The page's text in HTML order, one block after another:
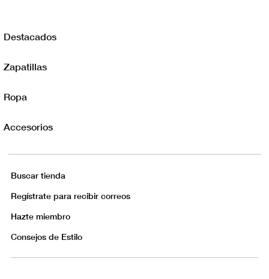
Destacados
Zapatillas
Ropa
Accesorios
Buscar tienda
Regístrate para recibir correos
Hazte miembro
Consejos de Estilo